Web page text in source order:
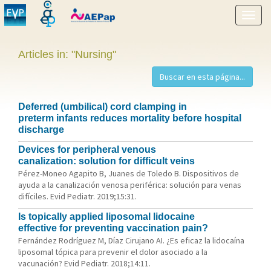
Show
menu
Articles in: "Nursing"
Deferred (umbilical) cord clamping in
preterm infants reduces mortality before hospital
discharge
Devices for peripheral venous
canalization: solution for difficult veins
Pérez-Moneo Agapito B, Juanes de Toledo B. Dispositivos de
ayuda a la canalización venosa periférica: solución para venas
difíciles. Evid Pediatr. 2019;15:31.
Is topically applied liposomal lidocaine
effective for preventing vaccination pain?
Fernández Rodríguez M, Díaz Cirujano AI. ¿Es eficaz la lidocaína
liposomal tópica para prevenir el dolor asociado a la
vacunación? Evid Pediatr. 2018;14:11.